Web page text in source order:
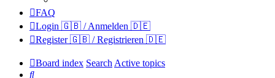
FAQ
Login 🇬🇧 / Anmelden 🇩🇪
Register 🇬🇧 / Registrieren 🇩🇪
Board index SearchActive topics
Search